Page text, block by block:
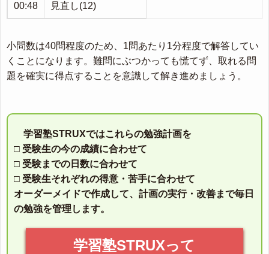
00:48 見直し(12)
小問数は40問程度のため、1問あたり1分程度で解答してい
くことになります。難問にぶつかっても慌てず、取れる問
題を確実に得点することを意識して解き進めましょう。
学習塾STRUXではこれらの勉強計画を
□ 受験生の今の成績に合わせて
□ 受験までの日数に合わせて
□ 受験生それぞれの得意・苦手に合わせて
オーダーメイドで作成して、計画の実行・改善まで毎日
の勉強を管理します。
学習塾STRUXって